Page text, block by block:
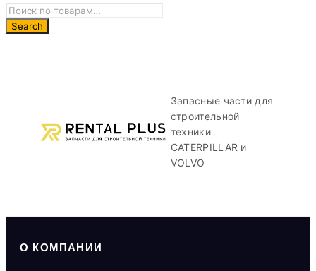
Запасные части для
строительной
техники
CATERPILLAR и
VOLVO
О КОМПАНИИ